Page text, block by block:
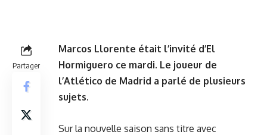
Partager
Marcos Llorente était l’invité d’El
Hormiguero ce mardi. Le joueur de
l’Atlético de Madrid a parlé de plusieurs
sujets.
Sur la nouvelle saison sans titre avec